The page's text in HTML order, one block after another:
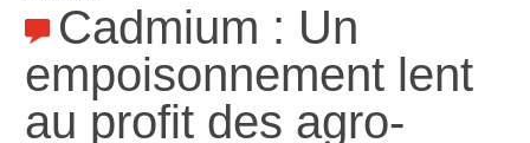
Cadmium : Un
empoisonnement lent
au profit des agro-